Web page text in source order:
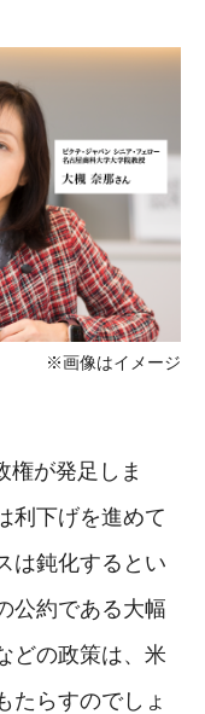
※画像はイメージ
権が発足しま
利下げを進めて
は鈍化するとい
公約である大幅
どの政策は、米
たらすのでしょ